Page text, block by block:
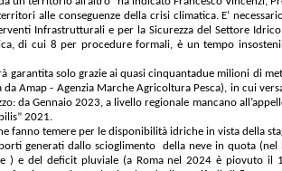
alle conseguenze della crisi climatica. E’
Infrastrutturali e per la Sicurezza del Settore
di cui 8 per procedure formali, è un tempo
garantita solo grazie ai quasi cinquantadue milioni di
Amap - Agenzia Marche Agricoltura Pesca), in cui
da Gennaio 2023, a livello regionale mancano
2021.
fanno temere per le disponibilità idriche in vista della
generati dallo scioglimento della neve in quota
) e del deficit pluviale (a Roma nel 2024 è piovuto il